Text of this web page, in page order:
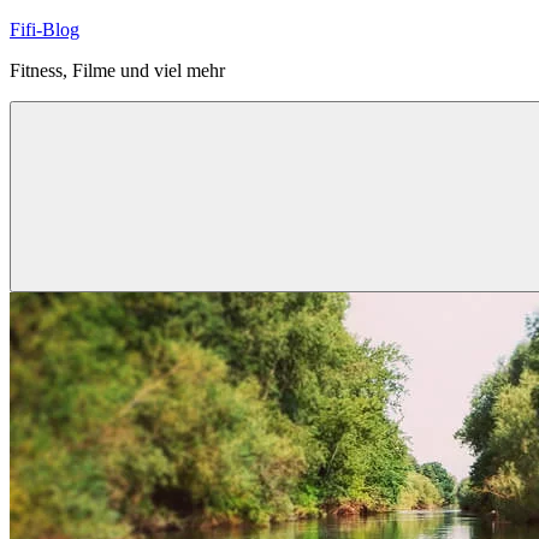
Zum
springen
Fifi-Blog
Fitness, Filme und viel mehr